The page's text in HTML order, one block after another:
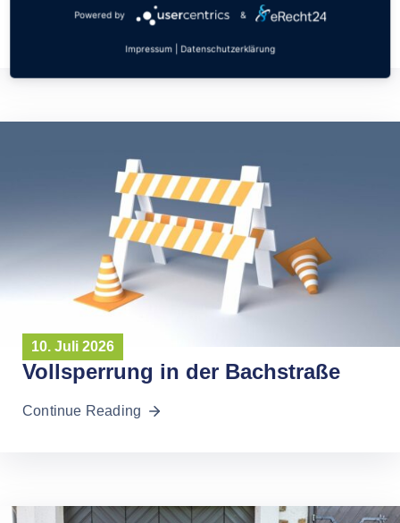
Continue Reading
10. Juli 2026
Vollsperrung in der Bachstraße
Continue Reading
Powered by &
Impressum Datenschutzerklärung